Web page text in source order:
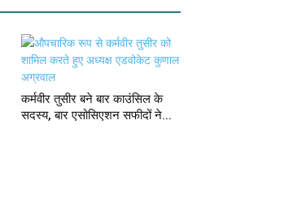
कर्मवीर तुसीर बने बार काउंसिल के
सदस्य, बार एसोसिएशन सफीदों ने...